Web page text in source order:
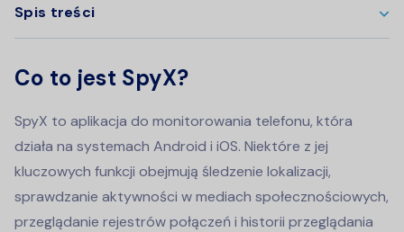
Spis treści
Co to jest SpyX?
SpyX to aplikacja do monitorowania telefonu, która
działa na systemach Android i iOS. Niektóre z jej
kluczowych funkcji obejmują śledzenie lokalizacji,
sprawdzanie aktywności w mediach społecznościowych,
przeglądanie rejestrów połączeń i historii przeglądania